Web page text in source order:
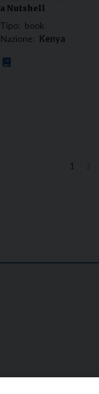
a Nutshell
Tipo: book
Nazione: Kenya
1 2